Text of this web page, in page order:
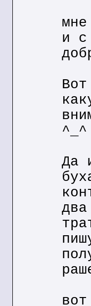
и с
^_^
Да